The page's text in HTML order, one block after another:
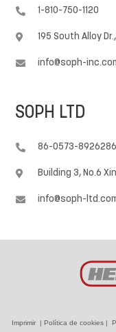
 1-810-750-1120
 195 South Alloy
 info@soph-
SOPH LTD
 86-0573-
 Building 3, No.6
 info@soph-
Imprimir| Política de cookies|